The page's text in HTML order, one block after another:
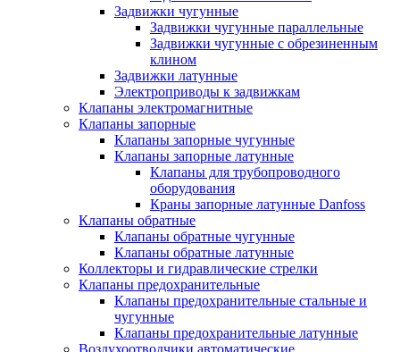
Задвижки чугунные
Задвижки чугунные параллельные
Задвижки чугунные с обрезиненным
клином
Задвижки латунные
Электроприводы к задвижкам
Клапаны электромагнитные
Клапаны запорные
Клапаны запорные чугунные
Клапаны запорные латунные
Клапаны для трубопроводного
оборудования
Краны запорные латунные Danfoss
Клапаны обратные
Клапаны обратные чугунные
Клапаны обратные латунные
Коллекторы и гидравлические стрелки
Клапаны предохранительные
Клапаны предохранительные стальные и
чугунные
Клапаны предохранительные латунные
Воздухоотводчики автоматические